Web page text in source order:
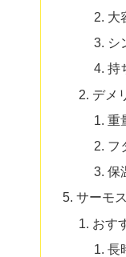
大
シ
持
デメ
重
フ
保
サーモ
おす
長